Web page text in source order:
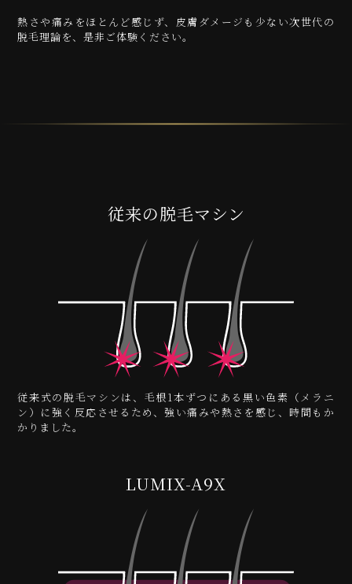
熱さや痛みをほとんど感じず、皮膚ダメージも少ない次世代の
脱毛理論を、是非ご体験ください。
従来の脱毛マシン
従来式の脱毛マシンは、毛根1本ずつにある黒い色素（メラニ
ン）に強く反応させるため、強い痛みや熱さを感じ、時間もか
かりました。
LUMIX-A9X